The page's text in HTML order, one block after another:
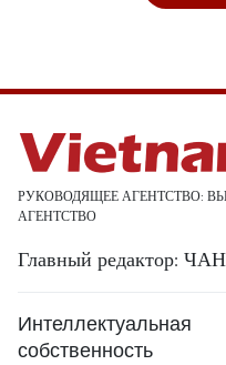
РУКОВОДЯЩЕЕ АГЕНТСТВО:
АГЕНТСТВО
Главный редактор:
Интеллектуальная
собственность